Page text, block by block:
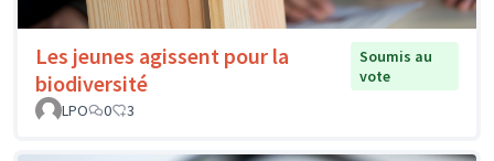
Les jeunes agissent pour la
biodiversité
Soumis au
vote
LPO
0 3